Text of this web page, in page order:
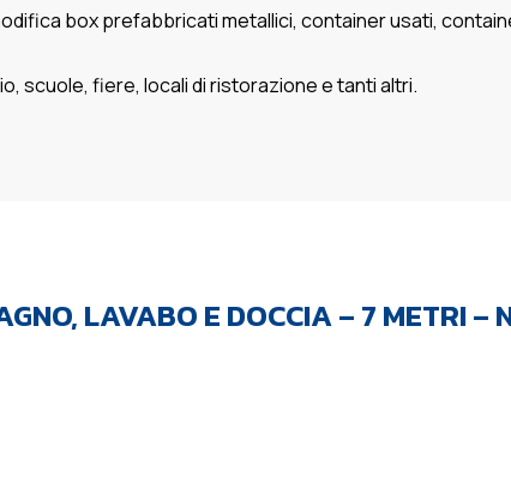
box prefabbricati metallici, container usati,
scuole, fiere, locali di ristorazione e tanti altri.
LAVABO E DOCCIA – 7 METRI –